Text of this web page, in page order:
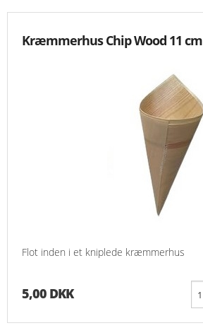
Kræmmerhus Chip Wood 11 cm
Flot inden i et kniplede kræmmerhus
5,00 DKK